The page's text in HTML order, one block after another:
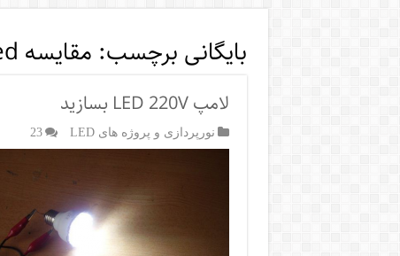
بایگانی برچسب: مقایسه led
لامپ LED 220V بسازید
نورپردازی و پروژه های LED 23